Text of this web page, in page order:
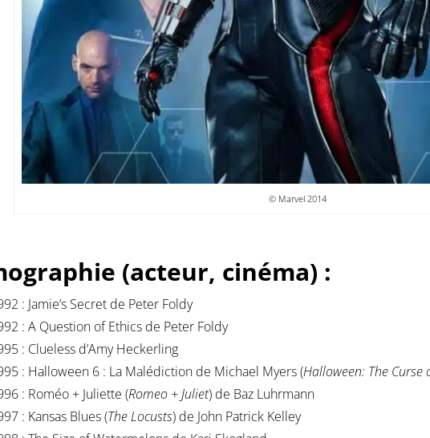
© Marvel 2014
(acteur, cinéma) :
: Jamie’s Secret de Peter Foldy
: A Question of Ethics de Peter Foldy
: Clueless d’Amy Heckerling
: Halloween 6 : La Malédiction de Michael Myers (Halloween: The Curse
: Roméo + Juliette (Romeo + Juliet) de Baz Luhrmann
: Kansas Blues (The Locusts) de John Patrick Kelley